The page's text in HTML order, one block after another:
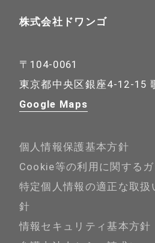
株式会社ドワンゴ
〒104-0061
東京都中央区銀座4-12-15
Google Maps
個人情報保護基本方針
Cookie等の利用に関する
特定個人情報の適正な取扱
針
情報セキュリティ基本方針